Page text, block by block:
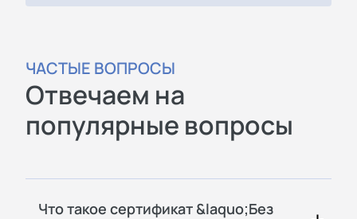
ЧАСТЫЕ ВОПРОСЫ
Отвечаем на
популярные вопросы
Что такое сертификат &laquo;Без